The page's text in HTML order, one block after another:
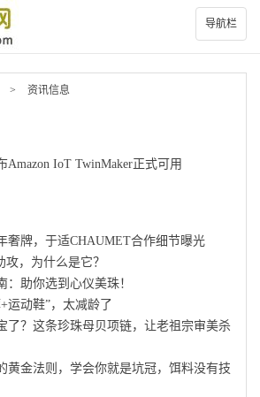
导航栏
> 资讯信息
Amazon IoT TwinMaker正式可用
奢牌，于适CHAUMET合作细节曝光
攻，为什么是它？
：助你选到心仪美珠！
运动鞋”，太减龄了
了？这条珍珠母贝项链，让老祖宗审美杀
黄金法则，学会你就是坑冠，饵料没有技